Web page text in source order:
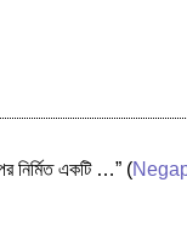
নির্মিত একটি …” (